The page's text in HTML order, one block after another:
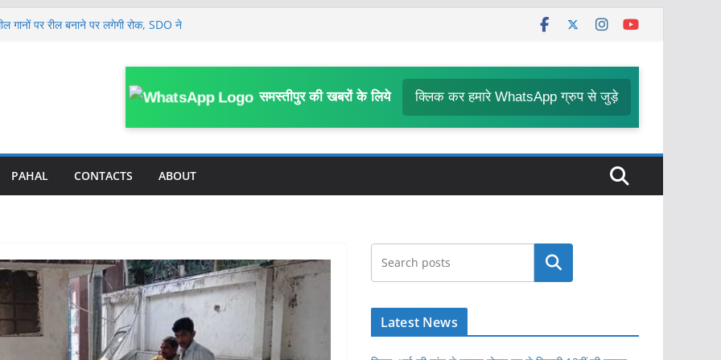
में बेचा
किट हुई खत्म, वार्ड में भी कोई व्यवस्था नहीं;
समस्तीपुर की खबरों के लिये क्लिक कर हमारे WhatsApp ग्रुप से जुड़े
PAHAL CONTACTS ABOUT
खोजें
Latest News